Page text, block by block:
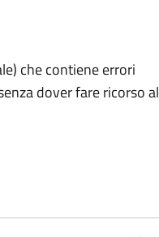
che contiene errori
dover fare ricorso al